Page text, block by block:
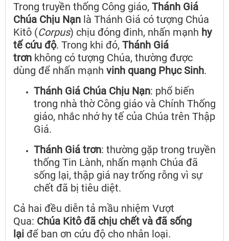
Trong truyền thống Công giáo, Thánh Giá
Chúa Chịu Nạn là Thánh Giá có tượng Chúa
Kitô (Corpus) chịu đóng đinh, nhấn mạnh hy
tế cứu độ. Trong khi đó, Thánh Giá
trơn không có tượng Chúa, thường được
dùng để nhấn mạnh vinh quang Phục Sinh.
Thánh Giá Chúa Chịu Nạn: phổ biến
trong nhà thờ Công giáo và Chính Thống
giáo, nhắc nhớ hy tế của Chúa trên Thập
Giá.
Thánh Giá trơn: thường gặp trong truyền
thống Tin Lành, nhấn mạnh Chúa đã
sống lại, thập giá nay trống rỗng vì sự
chết đã bị tiêu diệt.
Cả hai đều diễn tả mầu nhiệm Vượt
Qua: Chúa Kitô đã chịu chết và đã sống
lại để ban ơn cứu độ cho nhân loại.